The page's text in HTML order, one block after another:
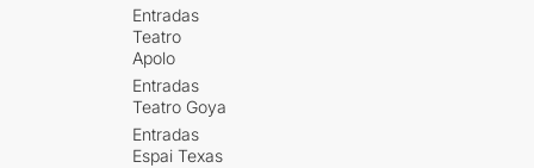
Entradas
Teatro
Apolo
Entradas
Teatro Goya
Entradas
Espai Texas